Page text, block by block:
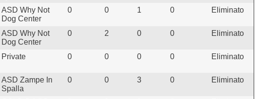
ASD Why Not
Dog Center
0 0 1 0 Eliminato
ASD Why Not
Dog Center
0 2 0 0 Eliminato
Private 0 0 0 0 Eliminato
ASD Zampe In
Spalla
0 0 3 0 Eliminato